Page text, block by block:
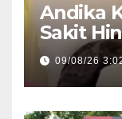
Andika
Sakit
The
09/08/26